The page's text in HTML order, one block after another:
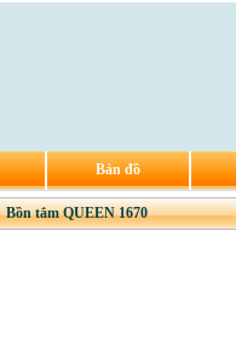
Bản đồ
Bồn tắm QUEEN 1670